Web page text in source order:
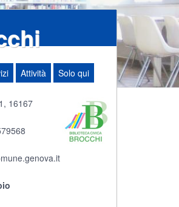
Attività Solo qui
16167